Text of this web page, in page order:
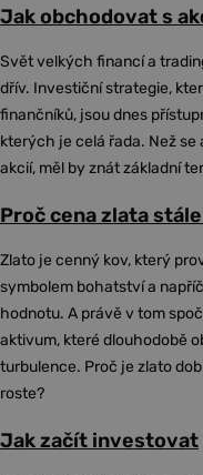
Jak obchodovat s
Svět velkých financí a
dřív. Investiční strategie,
finančníků, jsou dnes
kterých je celá řada. Než
akcií, měl by znát základní
Proč cena zlata
Zlato je cenný kov, který
symbolem bohatství a
hodnotu. A právě v tom
aktivum, které dlouhodobě
turbulence. Proč je zlato
roste?
Jak začít investovat